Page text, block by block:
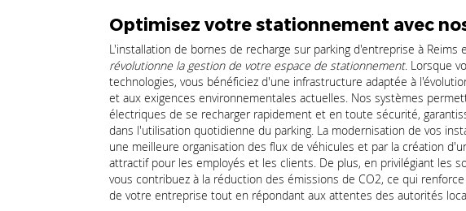
Optimisez votre stationnement avec
L'installation de bornes de recharge sur parking d'entreprise à Reims
révolutionne la gestion de votre espace de stationnement. Lorsque
technologies, vous bénéficiez d'une infrastructure adaptée à
et aux exigences environnementales actuelles. Nos systèmes
électriques de se recharger rapidement et en toute sécurité,
dans l'utilisation quotidienne du parking. La modernisation de vos
une meilleure organisation des flux de véhicules et par la création
attractif pour les employés et les clients. De plus, en privilégiant les
vous contribuez à la réduction des émissions de CO2, ce qui
de votre entreprise tout en répondant aux attentes des autorités